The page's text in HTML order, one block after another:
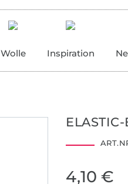
Wolle Inspiration
4,10 €